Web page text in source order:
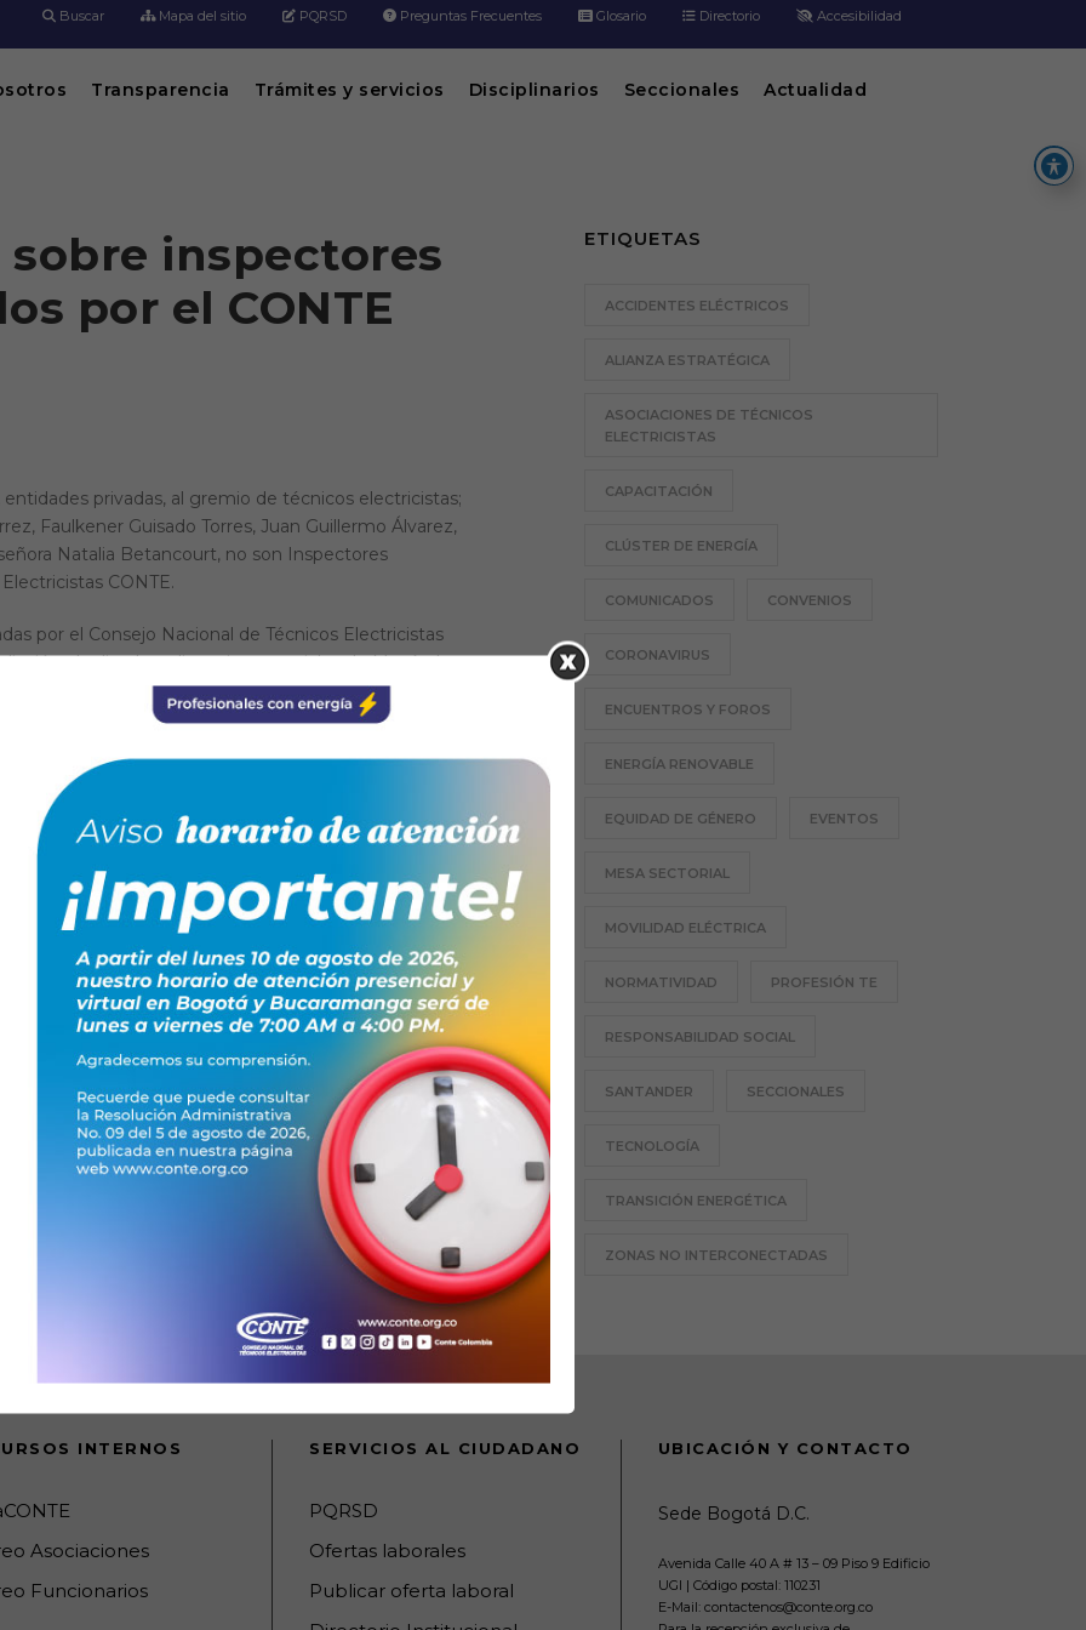
Buscar Mapa del sitio PQRSD Preguntas Frecuentes Glosario Directorio Accesibilidad
Transparencia Trámites y servicios Disciplinarios Seccionales Actualidad
inspectores
por el CONTE
privadas, al gremio de técnicos electricistas;
Faulkener Guisado Torres, Juan Guillermo Álvarez,
Natalia Betancourt, no son Inspectores
CONTE.
por el Consejo Nacional de Técnicos Electricistas
duplicados y licencias especiales de Matrículas
tampoco se encuentran autorizados para la realización
SIGUIENTE
ETIQUETAS
ACCIDENTES ELÉCTRICOS
ALIANZA ESTRATÉGICA
ASOCIACIONES DE TÉCNICOS
ELECTRICISTAS
CAPACITACIÓN
CLÚSTER DE ENERGÍA
COMUNICADOS CONVENIOS
CORONAVIRUS
ENCUENTROS Y FOROS
ENERGÍA RENOVABLE
EQUIDAD DE GÉNERO EVENTOS
MESA SECTORIAL
MOVILIDAD ELÉCTRICA
NORMATIVIDAD PROFESIÓN TE
RESPONSABILIDAD SOCIAL
SANTANDER SECCIONALES
TECNOLOGÍA
TRANSICIÓN ENERGÉTICA
ZONAS NO INTERCONECTADAS
INTERNOS
Asociaciones
Funcionarios
SERVICIOS AL CIUDADANO
PQRSD
Ofertas laborales
Publicar oferta laboral
UBICACIÓN Y CONTACTO
Sede Bogotá D.C.
Avenida Calle 40 A # 13 – 09 Piso 9 Edificio
UGI | Código postal: 110231
E-Mail: contactenos@conte.org.co